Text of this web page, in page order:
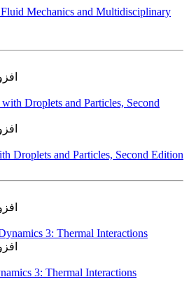
Mechanics and Multidisciplinary
Droplets and Particles, Second Edition
3: Thermal Interactions